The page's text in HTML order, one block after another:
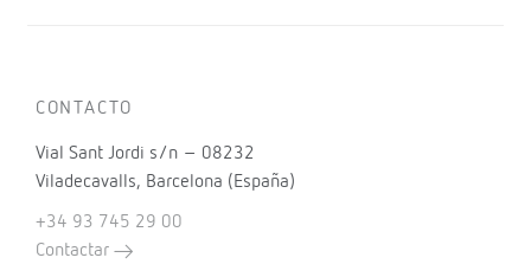
CONTACTO
Vial Sant Jordi s/n – 08232
Viladecavalls, Barcelona (España)
+34 93 745 29 00
Contactar